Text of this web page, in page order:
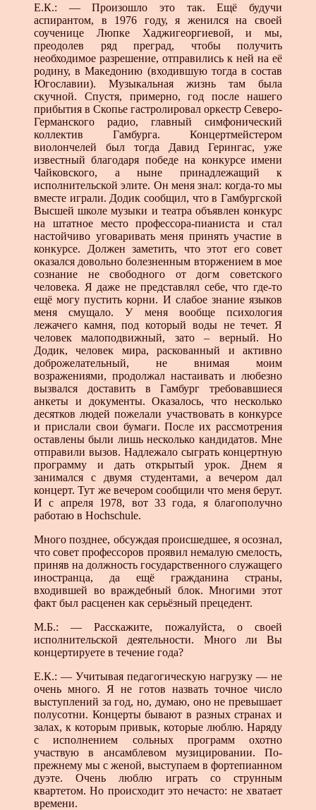
Е.К.: — Произошло это так. Ещё будучи
аспирантом, в 1976 году, я женился на своей
соученице Люпке Хаджигеоргиевой, и мы,
преодолев ряд преград, чтобы получить
необходимое разрешение, отправились к ней на её
родину, в Македонию (входившую тогда в состав
Югославии). Музыкальная жизнь там была
скучной. Спустя, примерно, год после нашего
прибытия в Скопье гастролировал оркестр Северо-
Германского радио, главный симфонический
коллектив Гамбурга. Концертмейстером
виолончелей был тогда Давид Герингас, уже
известный благодаря победе на конкурсе имени
Чайковского, а ныне принадлежащий к
исполнительской элите. Он меня знал: когда-то мы
вместе играли. Додик сообщил, что в Гамбургской
Высшей школе музыки и театра объявлен конкурс
на штатное место профессора-пианиста и стал
настойчиво уговаривать меня принять участие в
конкурсе. Должен заметить, что этот его совет
оказался довольно болезненным вторжением в мое
сознание не свободного от догм советского
человека. Я даже не представлял себе, что где-то
ещё могу пустить корни. И слабое знание языков
меня смущало. У меня вообще психология
лежачего камня, под который воды не течет. Я
человек малоподвижный, зато – верный. Но
Додик, человек мира, раскованный и активно
доброжелательный, не внимая моим
возражениями, продолжал настаивать и любезно
вызвался доставить в Гамбург требовавшиеся
анкеты и документы. Оказалось, что несколько
десятков людей пожелали участвовать в конкурсе
и прислали свои бумаги. После их рассмотрения
оставлены были лишь несколько кандидатов. Мне
отправили вызов. Надлежало сыграть концертную
программу и дать открытый урок. Днем я
занимался с двумя студентами, а вечером дал
концерт. Тут же вечером сообщили что меня берут.
И с апреля 1978, вот 33 года, я благополучно
работаю в Hochschule.
Много позднее, обсуждая происшедшее, я осознал,
что совет профессоров проявил немалую смелость,
приняв на должность государственного служащего
иностранца, да ещё гражданина страны,
входившей во враждебный блок. Многими этот
факт был расценен как серьёзный прецедент.
М.Б.: — Расскажите, пожалуйста, о своей
исполнительской деятельности. Много ли Вы
концертируете в течение года?
Е.К.: — Учитывая педагогическую нагрузку — не
очень много. Я не готов назвать точное число
выступлений за год, но, думаю, оно не превышает
полусотни. Концерты бывают в разных странах и
залах, к которым привык, которые люблю. Наряду
с исполнением сольных программ охотно
участвую в ансамблевом музицировании. По-
прежнему мы с женой, выступаем в фортепианном
дуэте. Очень люблю играть со струнным
квартетом. Но происходит это нечасто: не хватает
времени.